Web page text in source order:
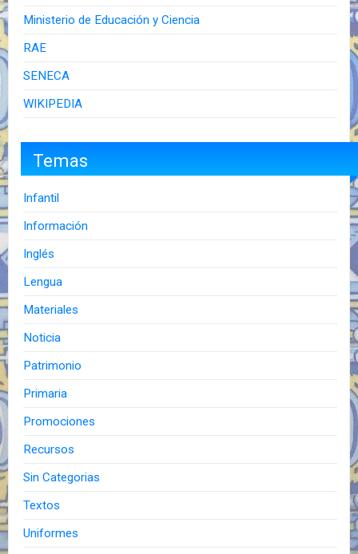
Ministerio de Educación y Ciencia
RAE
SENECA
WIKIPEDIA
Temas
Infantil
Información
Inglés
Lengua
Materiales
Noticia
Patrimonio
Primaria
Promociones
Recursos
Sin Categorias
Textos
Uniformes